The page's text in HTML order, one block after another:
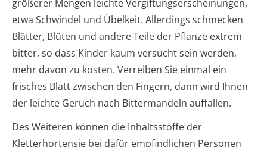
größerer Mengen leichte Vergiftungserscheinungen,
etwa Schwindel und Übelkeit. Allerdings schmecken
Blätter, Blüten und andere Teile der Pflanze extrem
bitter, so dass Kinder kaum versucht sein werden,
mehr davon zu kosten. Verreiben Sie einmal ein
frisches Blatt zwischen den Fingern, dann wird Ihnen
der leichte Geruch nach Bittermandeln auffallen.
Des Weiteren können die Inhaltsstoffe der
Kletterhortensie bei dafür empfindlichen Personen